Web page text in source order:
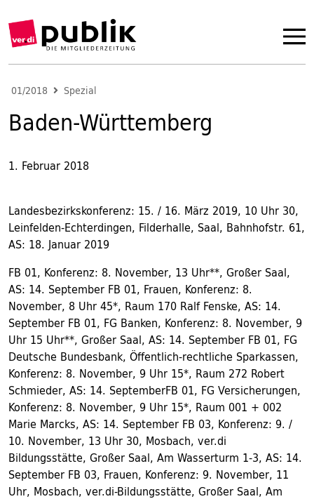
01/2018 Spezial
Baden-Württemberg
1. Februar 2018
Landesbezirkskonferenz: 15. / 16. März 2019, 10 Uhr 30,
Leinfelden-Echterdingen, Filderhalle, Saal, Bahnhofstr. 61,
AS: 18. Januar 2019
FB 01, Konferenz: 8. November, 13 Uhr**, Großer Saal,
AS: 14. September FB 01, Frauen, Konferenz: 8.
November, 8 Uhr 45*, Raum 170 Ralf Fenske, AS: 14.
September FB 01, FG Banken, Konferenz: 8. November, 9
Uhr 15 Uhr**, Großer Saal, AS: 14. September FB 01, FG
Deutsche Bundesbank, Öffentlich-rechtliche Sparkassen,
Konferenz: 8. November, 9 Uhr 15*, Raum 272 Robert
Schmieder, AS: 14. SeptemberFB 01, FG Versicherungen,
Konferenz: 8. November, 9 Uhr 15*, Raum 001 + 002
Marie Marcks, AS: 14. September FB 03, Konferenz: 9. /
10. November, 13 Uhr 30, Mosbach, ver.di
Bildungsstätte, Großer Saal, Am Wasserturm 1-3, AS: 14.
September FB 03, Frauen, Konferenz: 9. November, 11
Uhr, Mosbach, ver.di-Bildungsstätte, Großer Saal, Am